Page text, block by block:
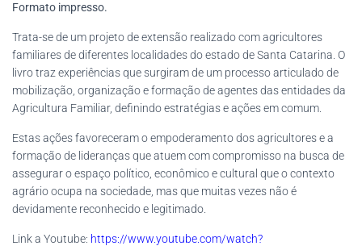
Formato impresso.
Trata-se de um projeto de extensão realizado com agricultores
familiares de diferentes localidades do estado de Santa Catarina. O
livro traz experiências que surgiram de um processo articulado de
mobilização, organização e formação de agentes das entidades da
Agricultura Familiar, definindo estratégias e ações em comum.
Estas ações favoreceram o empoderamento dos agricultores e a
formação de lideranças que atuem com compromisso na busca de
assegurar o espaço político, econômico e cultural que o contexto
agrário ocupa na sociedade, mas que muitas vezes não é
devidamente reconhecido e legitimado.
Link a Youtube: https://www.youtube.com/watch?